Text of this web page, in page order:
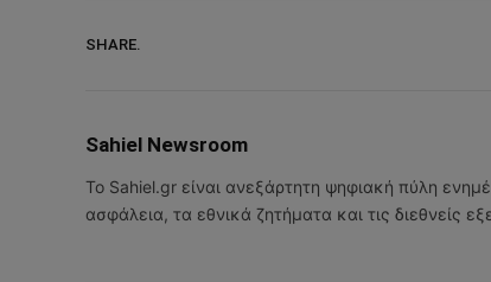
SHARE.
Sahiel Newsroom
Το Sahiel.gr είναι ανεξάρτητη ψηφιακή πύλη
ασφάλεια, τα εθνικά ζητήματα και τις διεθνείς